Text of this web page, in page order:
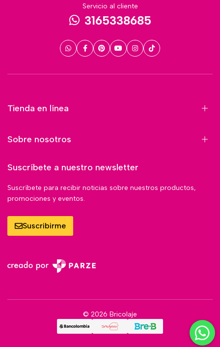
Servicio al cliente
3165338685
Tienda en línea
Sobre nosotros
Suscríbete a nuestro newsletter
Suscríbete para recibir noticias sobre nuestros productos,
promociones y eventos.
Suscribirme
© 2026 Bricolaje